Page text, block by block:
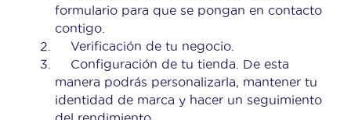
formulario para que se pongan en contacto
contigo.
Verificación de tu negocio.
Configuración de tu tienda. De esta
manera podrás personalizarla, mantener tu
identidad de marca y hacer un seguimiento